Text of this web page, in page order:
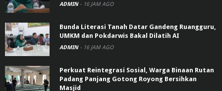
ADMIN - 16 JAM AGO
Bunda Literasi Tanah Datar Gandeng Ruangguru,
UMKM dan Pokdarwis Bakal Dilatih AI
ADMIN - 16 JAM AGO
Perkuat Reintegrasi Sosial, Warga Binaan Rutan
Padang Panjang Gotong Royong Bersihkan
Masjid